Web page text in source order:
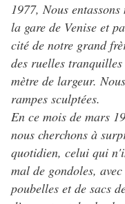
1977, Nous
la gare de Venise et
cité de notre grand
des ruelles
mètre de largeur.
rampes sculptées.
En ce mois de mars
nous cherchons à
quotidien, celui qui
mal de gondoles,
poubelles et de sacs